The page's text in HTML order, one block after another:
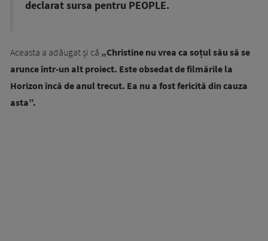
declarat sursa pentru PEOPLE.
Aceasta a adăugat și că „Christine nu vrea ca soțul său să se
arunce într-un alt proiect. Este obsedat de filmările la
Horizon încă de anul trecut. Ea nu a fost fericită din cauza
asta”.